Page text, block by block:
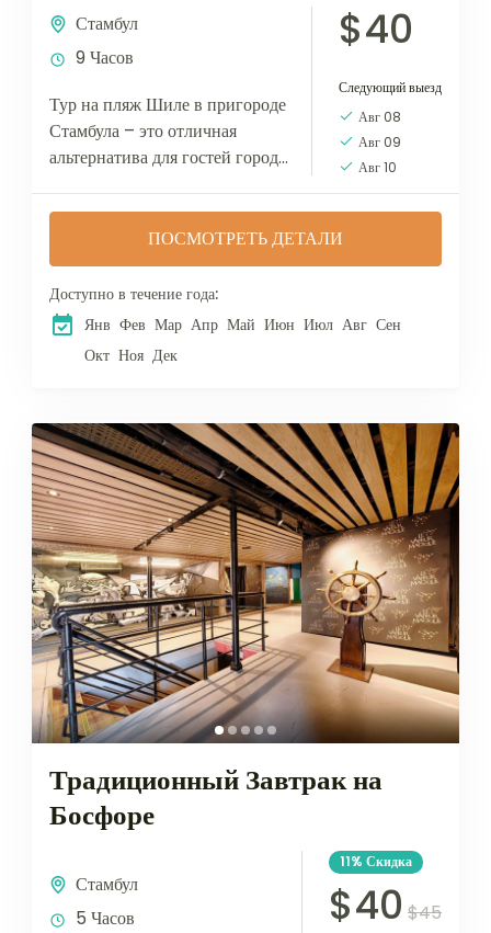
Стамбул
9 Часов
Тур на пляж Шиле в пригороде
Стамбула – это отличная
альтернатива для гостей города
Стамбулом и пляжный отдых!
Гуляя по великолепному
пляжу...
$40
Следующий выезд
Авг 08
Авг 09
Авг 10
ПОСМОТРЕТЬ ДЕТАЛИ
Доступно в течение года:
Янв Фев Мар Апр Май Июн Июл Авг Сен
Окт Ноя Дек
Традиционный Завтрак на
Босфоре
Стамбул
5 Часов
11% Скидка
$40 $45